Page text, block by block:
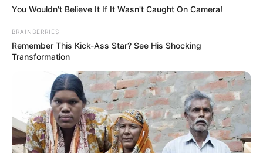
Ambyar! 10 Kalimat Baper
Pakai Bahasa Jawa Ini Bikin
Galau Abis
You Wouldn't Believe It If It Wasn't Caught On Camera!
BRAINBERRIES
Remember This Kick-Ass Star? See His Shocking
Transformation